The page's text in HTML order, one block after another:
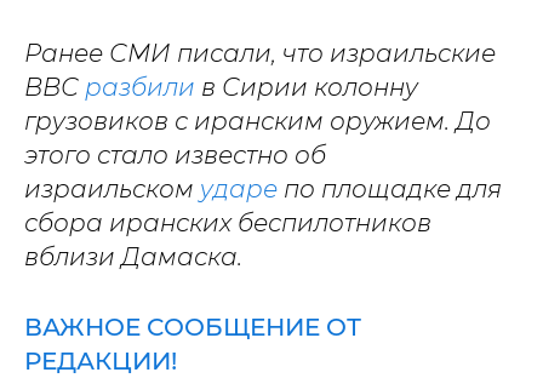
Ранее СМИ писали, что израильские
ВВС разбили в Сирии колонну
грузовиков с иранским оружием. До
этого стало известно об
израильском ударе по площадке для
сбора иранских беспилотников
вблизи Дамаска.
ВАЖНОЕ СООБЩЕНИЕ ОТ
РЕДАКЦИИ!